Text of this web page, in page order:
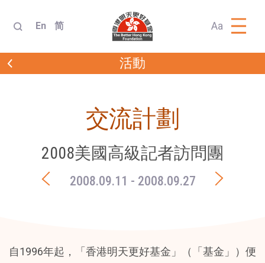
En 简 Aa
活動
交流計劃
2008美國高級記者訪問團
2008.09.11 - 2008.09.27
自1996年起，「香港明天更好基金」（「基金」）便